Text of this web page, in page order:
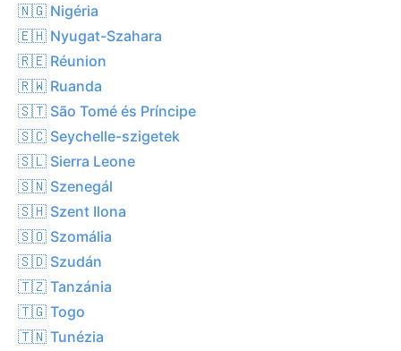
🇳🇬 Nigéria
🇪🇭 Nyugat-Szahara
🇷🇪 Réunion
🇷🇼 Ruanda
🇸🇹 São Tomé és Príncipe
🇸🇨 Seychelle-szigetek
🇸🇱 Sierra Leone
🇸🇳 Szenegál
🇸🇭 Szent Ilona
🇸🇴 Szomália
🇸🇩 Szudán
🇹🇿 Tanzánia
🇹🇬 Togo
🇹🇳 Tunézia